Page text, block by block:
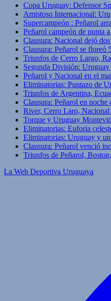
Copa Uruguay: Defensor
Amistoso Internacional:
Supercampeón : Peñarol
Peñarol campeón de punta
Clausura: Nacional dejó
Clausura: Peñarol se floreó
Triunfos de Cerro Largo,
Segunda División:
Peñarol y Nacional en el
Eliminatorias: Puntazo de
Triunfos de Argentina,
Clausura: Peñarol en
River, Cerro Laro, Nacional
Torque y Uruguay
Eliminatorias: Euforia
Eliminatorias: Uruguay y
Clausura: Peñarol venció
Triunfos de Peñarol,
La Web Deportiva Uruguaya